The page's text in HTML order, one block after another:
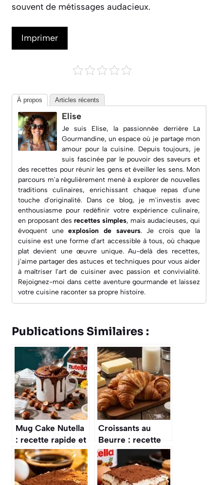
souvent de métissages audacieux.
Imprimer
À propos Articles récents
Elise
Je suis Elise, la passionnée derrière La
Gourmandine, un espace où je partage mon
amour pour la cuisine. Depuis toujours, je
suis fascinée par le pouvoir des saveurs et
des recettes pour réunir les gens et éveiller les sens. Mon
parcours m'a régulièrement mené à explorer de nouvelles
traditions culinaires, enrichissant chaque repas d'une
touche d'originalité. Dans ce blog, je m'investis avec
enthousiasme pour redéfinir votre expérience culinaire,
en proposant des recettes simples, mais audacieuses, qui
évoquent uneexplosion de saveurs. Je crois que la
cuisine est une forme d'art accessible à tous, où chaque
plat devient une œuvre unique. Au-delà des recettes,
j'aime partager des astuces et techniques pour vous aider
à maîtriser l'art de cuisiner avec passion et convivialité.
Rejoignez-moi dans cette aventure gourmande et laissez
votre cuisine raconter sa propre histoire.
Publications Similaires :
Mug Cake Nutella
: recette rapide et
gourmande
Croissants au
Beurre : recette
Facile et
Délicieuse